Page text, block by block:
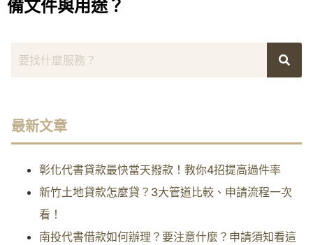
備文件與用途？
最新文章
彰化代書貸款最快當天撥款！教你4招提高過件率
新竹土地貸款怎麼貸？3大管道比較、申請流程一次
看！
南投代書借款如何辦理？要注意什麼？申請須知看這